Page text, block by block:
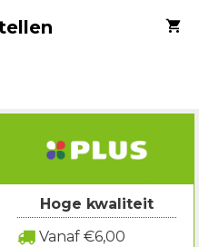
Hoge kwaliteit
Vanaf €6,00